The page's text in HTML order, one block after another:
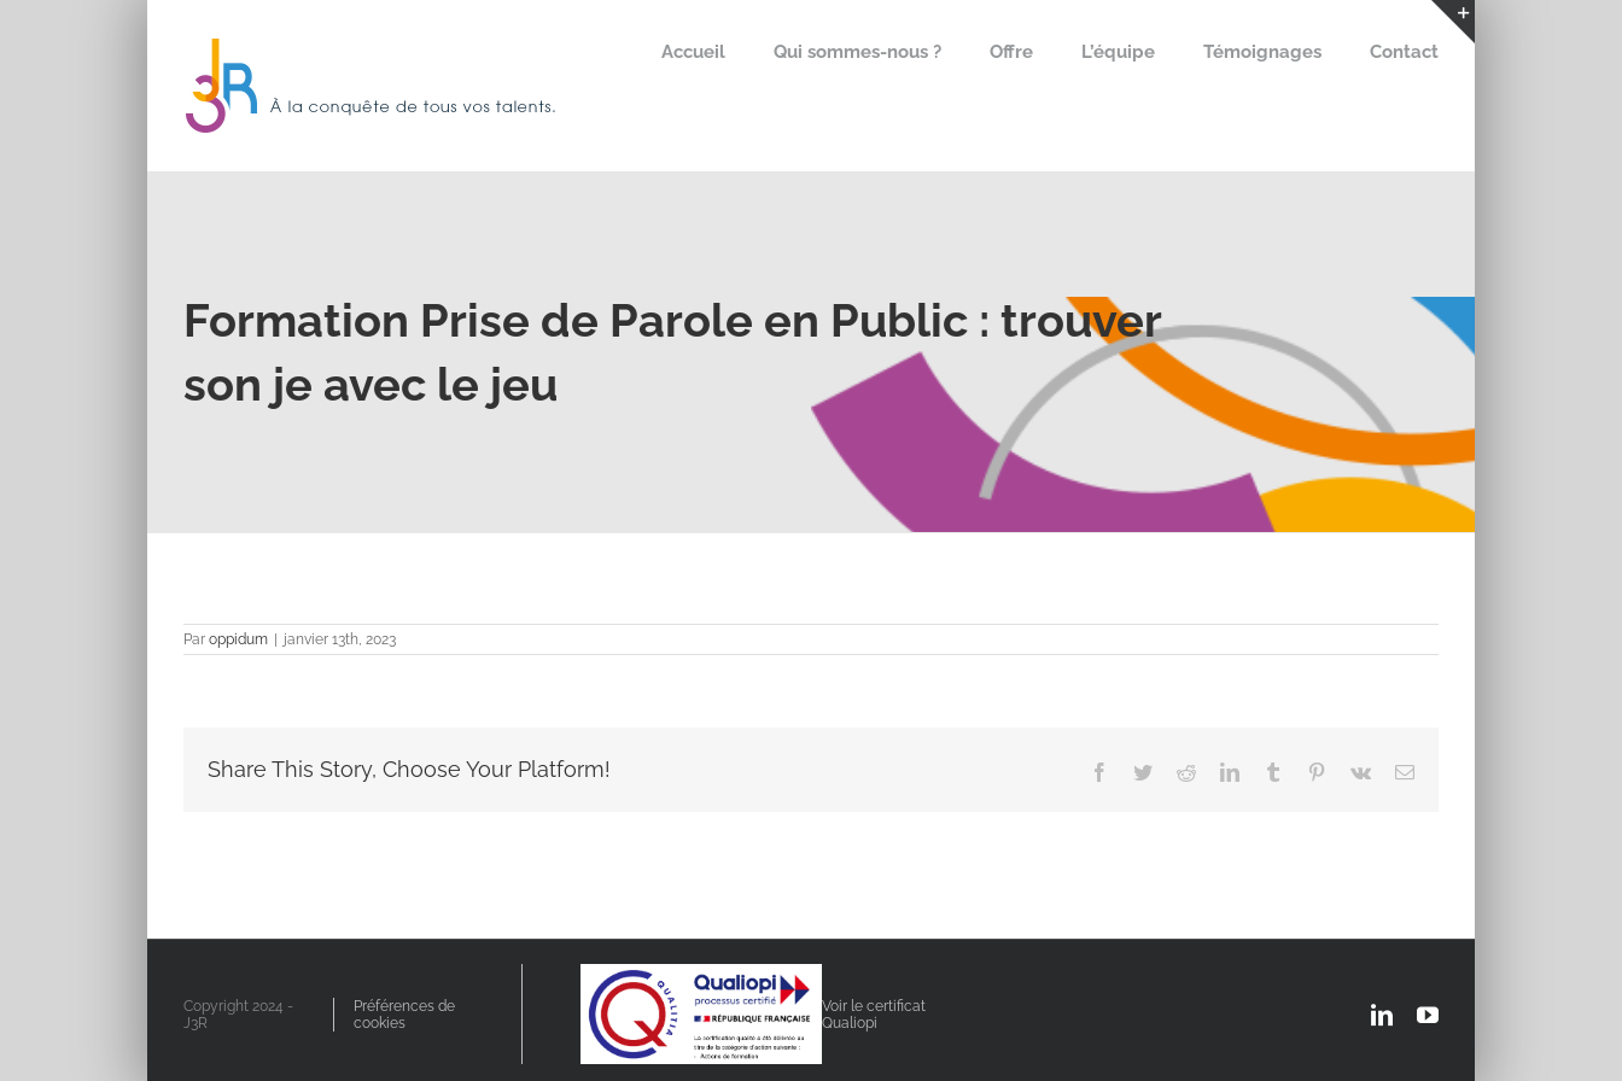
Accueil Qui sommes-nous ? Offre L’équipe Témoignages Contact
Formation Prise de Parole en Public : trouver
son je avec le jeu
Par oppidum janvier 13th, 2023
Share This Story, Choose Your Platform! Facebook
TwitterRedditLinkedInTumblr Pinterest
Vk Email
Copyright 2024 -
J3R
Préférences de
cookies
Voir le certificat
Qualiopi
LinkedInYouTube
la